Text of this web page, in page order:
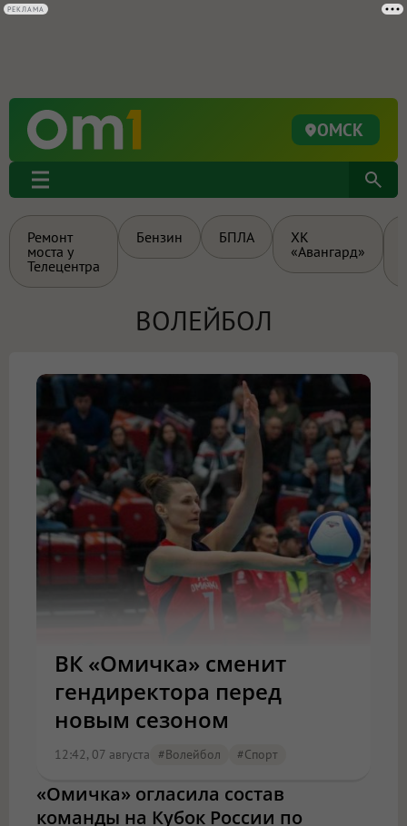
ОМСК
Ремонт
моста у
Телецентра
Бензин БПЛА
ХК
«Авангард»
ВОЛЕЙБОЛ
ВК «Омичка» сменит
гендиректора перед
новым сезоном
12:42, 07 августа #волейбол #спорт
«Омичка» огласила состав
команды на Кубок России по
РЕКЛАМА